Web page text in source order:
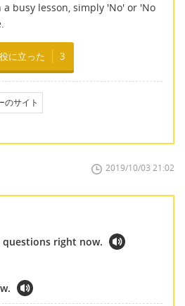
a busy lesson, simply 'No' or 'No
役に立った 3
のサイト
2019/10/03 21:02
right now.